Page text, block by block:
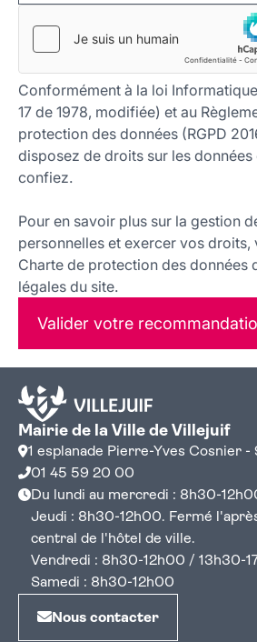
Conformément à la loi
17 de 1978, modifiée) et au
protection des données (RGPD
disposez de droits sur les données
confiez.
Pour en savoir plus sur la gestion
personnelles et exercer vos droits,
Charte de protection des données
légales du site.
Valider votre
Mairie de la Ville de Villejuif
1 esplanade Pierre-Yves Cosnier
01 45 59 20 00
Du lundi au mercredi : 8h30-
Jeudi : 8h30-12h00. Fermé
central de l'hôtel de ville.
Vendredi : 8h30-12h00 / 13h30-
Samedi : 8h30-12h00
Nous contacter